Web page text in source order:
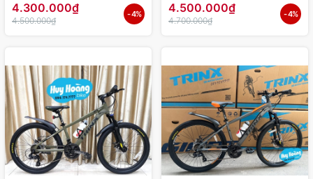
4.300.000₫
4.500.000₫
- 4%
đến 15 tuổi )
4.500.000₫
4.700.000₫
- 4%